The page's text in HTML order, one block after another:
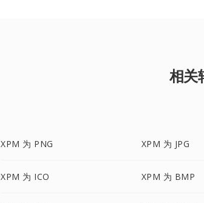
相关
XPM 为 PNG XPM 为 JPG
XPM 为 ICO XPM 为 BMP